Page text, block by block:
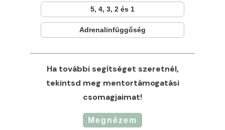
5, 4, 3, 2 és 1
Adrenalinfüggőség
Ha további segítséget szeretnél,
tekintsd meg mentortámogatási
csomagjaimat!
Megnézem